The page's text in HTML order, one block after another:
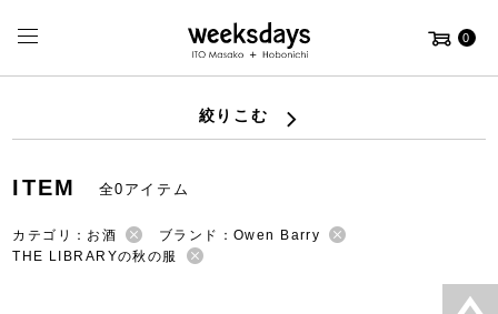
0
絞りこむ
ITEM 全0アイテム
カテゴリ：お酒
ブランド：Owen Barry
THE LIBRARYの秋の服